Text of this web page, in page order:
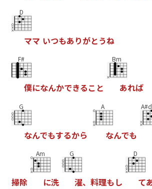
D
ママ いつもあ りがとうね
F#
僕になんかできるこ と
Bm
あれば
G
なんでもするから
A
なんでも
掃除
Am
に洗
G
濯、 料理もし
D
て